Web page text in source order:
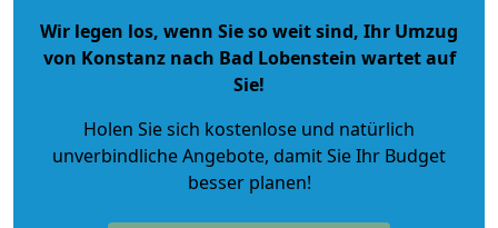
Wir legen los, wenn Sie so weit sind, Ihr Umzug
von Konstanz nach Bad Lobenstein wartet auf
Sie!
Holen Sie sich kostenlose und natürlich
unverbindliche Angebote, damit Sie Ihr Budget
besser planen!